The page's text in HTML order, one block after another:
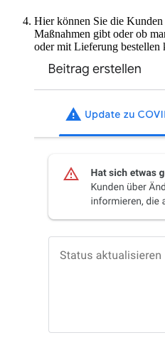
Hier können Sie die
Maßnahmen gibt oder ob
oder mit Lieferung bestellen